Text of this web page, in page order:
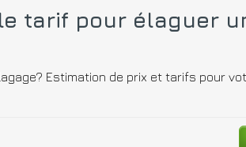
tarif pour élaguer
Estimation de prix et tarifs pour